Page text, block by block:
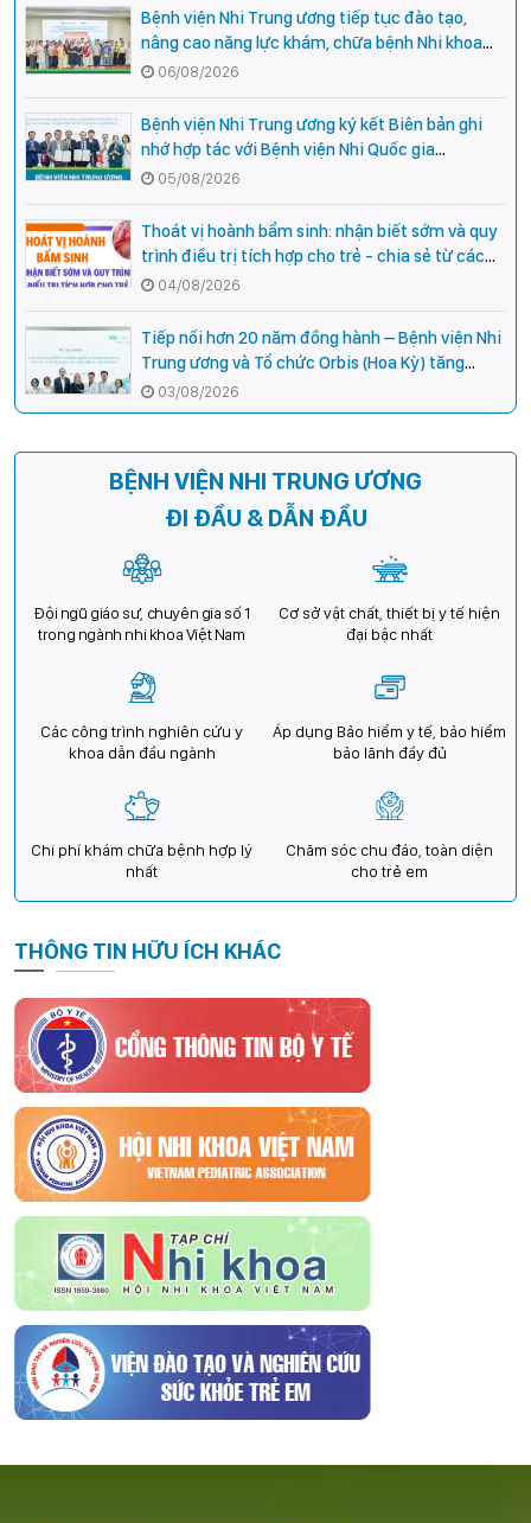
Bệnh viện Nhi Trung ương tiếp tục đào tạo,
nâng cao năng lực khám, chữa bệnh Nhi khoa
cho cán bộ y tế tại các tỉnh miền núi phía Bắc
06/08/2026
Bệnh viện Nhi Trung ương ký kết Biên bản ghi
nhớ hợp tác với Bệnh viện Nhi Quốc gia
Campuchia
05/08/2026
Thoát vị hoành bẩm sinh: nhận biết sớm và quy
trình điều trị tích hợp cho trẻ - chia sẻ từ các
chuyên gia hàng đầu của Bệnh Viện Nhi Trung
ương
04/08/2026
Tiếp nối hơn 20 năm đồng hành – Bệnh viện Nhi
Trung ương và Tổ chức Orbis (Hoa Kỳ) tăng
cường hợp tác, mở rộng cơ hội bảo vệ thị lực
cho trẻ em Việt Nam
03/08/2026
BỆNH VIỆN NHI TRUNG ƯƠNG
ĐI ĐẦU & DẪN ĐẦU
Đội ngũ giáo sư, chuyên gia số 1
trong ngành nhi khoa Việt Nam
Cơ sở vật chất, thiết bị y tế hiện
đại bậc nhất
Các công trình nghiên cứu y
khoa dẫn đầu ngành
Áp dụng Bảo hiểm y tế, bảo hiểm
bảo lãnh đầy đủ
Chi phí khám chữa bệnh hợp lý
nhất
Chăm sóc chu đáo, toàn diện
cho trẻ em
THÔNG TIN HỮU ÍCH KHÁC